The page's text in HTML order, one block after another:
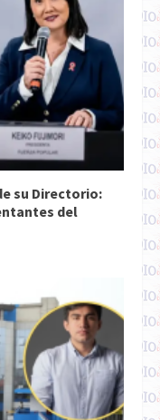
su Directorio:
del